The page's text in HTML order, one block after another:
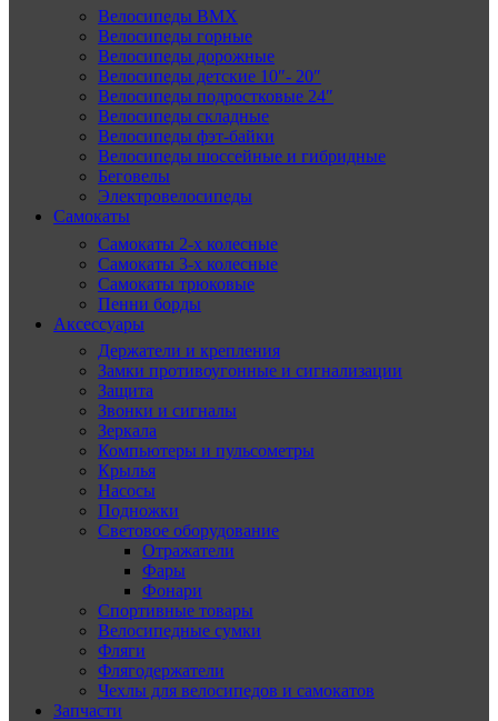
Велосипеды BMX
Велосипеды горные
Велосипеды дорожные
Велосипеды детские 10″- 20″
Велосипеды подростковые 24″
Велосипеды складные
Велосипеды фэт-байки
Велосипеды шоссейные и гибридные
Беговелы
Электровелосипеды
Самокаты
Самокаты 2-х колесные
Самокаты 3-х колесные
Самокаты трюковые
Пенни борды
Аксессуары
Держатели и крепления
Замки противоугонные и сигнализации
Защита
Звонки и сигналы
Зеркала
Компьютеры и пульсометры
Крылья
Насосы
Подножки
Световое оборудование
Отражатели
Фары
Фонари
Спортивные товары
Велосипедные сумки
Фляги
Флягодержатели
Чехлы для велосипедов и самокатов
Запчасти